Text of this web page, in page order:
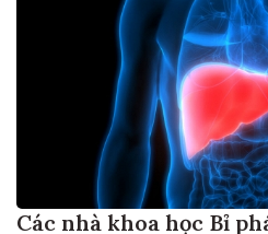
Các nhà khoa học Bỉ